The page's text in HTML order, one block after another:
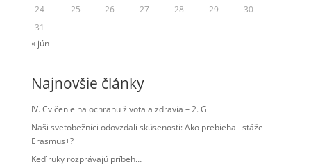
24
25 26 27 28 29
30
31
« jún
Najnovšie články
IV. Cvičenie na ochranu života a zdravia – 2. G
Naši svetobežníci odovzdali skúsenosti: Ako prebiehali stáže
Erasmus+?
Keď ruky rozprávajú príbeh…